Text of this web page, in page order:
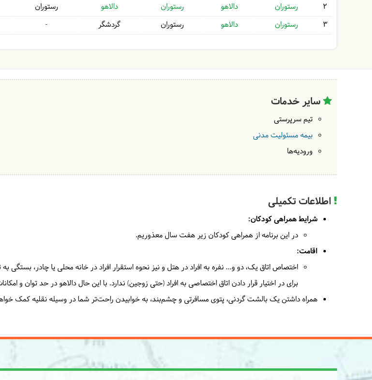
2
رستوران دالاهو رستوران دالاهو رستوران
3
رستوران دالاهو رستوران گردشگر -
سایر خدمات
تیم سرپرستی
بیمه مسئولیت مدنی
ورودیه‌ها
اطلاعات تکمیلی
شرایط همراهی کودکان:
در این برنامه از همراهی کودکان زیر هفت سال معذوریم.
اقامت:
اختصاص اتاق یک، دو و... نفره به افراد در هتل و نیز نحوه استقرار افراد در خانه محلی یا چادر،
برای در اختیار قرار دادن اتاق اختصاصی به افراد (حتی زوجین) ندارد. با این حال دالاهو در حد توان و
همراه داشتن یک بالشت گردنی، پتوی مسافرتی و چشم‌بند، به خوابیدن راحت‌تر شما در وسیله نقلیه کمک